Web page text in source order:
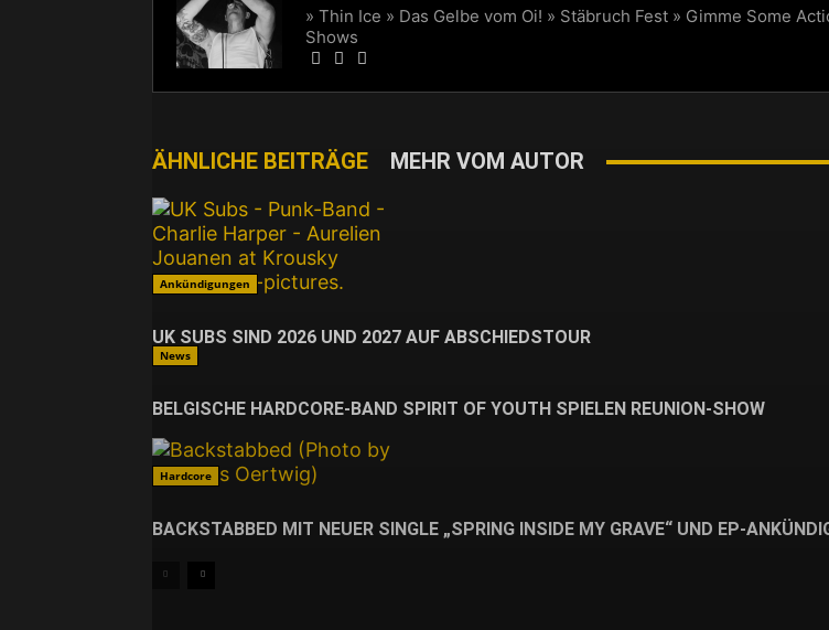
» Thin Ice » Das Gelbe vom Oi! » Stäbruch Fest » Gimme Some
Shows
ÄHNLICHE BEITRÄGE MEHR VOM AUTOR
Ankündigungen
UK SUBS SIND 2026 UND 2027 AUF ABSCHIEDSTOUR
News
BELGISCHE HARDCORE-BAND SPIRIT OF YOUTH SPIELEN REUNION-SHOW
Hardcore
BACKSTABBED MIT NEUER SINGLE „SPRING INSIDE MY GRAVE“ UND EP-